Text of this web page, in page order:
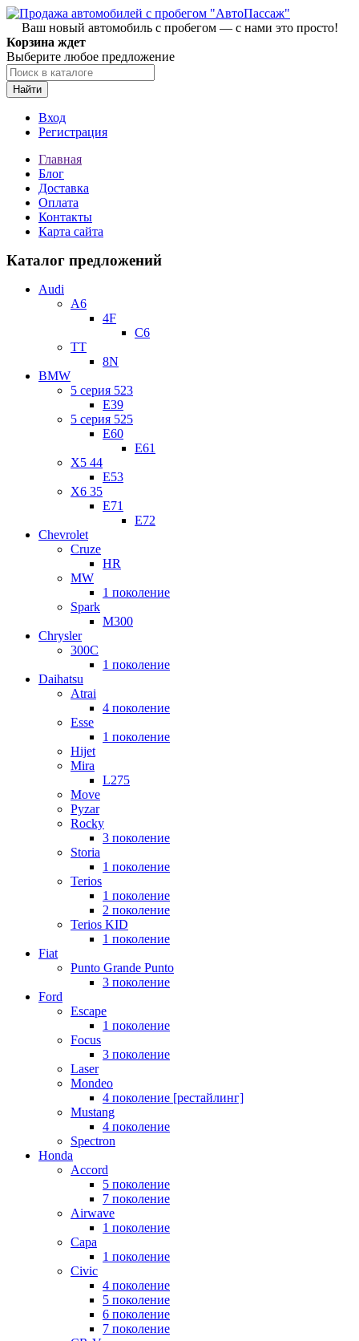
Ваш новый автомобиль с пробегом — с нами это просто!
Корзина ждет
Выберите любое предложение
Найти
Вход
Регистрация
Главная
Блог
Доставка
Оплата
Контакты
Карта сайта
Каталог предложений
Audi
A6
4F
C6
TT
8N
BMW
5 серия 523
E39
5 серия 525
E60
E61
X5 44
E53
X6 35
E71
E72
Chevrolet
Cruze
HR
MW
1 поколение
Spark
M300
Chrysler
300C
1 поколение
Daihatsu
Atrai
4 поколение
Esse
1 поколение
Hijet
Mira
L275
Move
Pyzar
Rocky
3 поколение
Storia
1 поколение
Terios
1 поколение
2 поколение
Terios KID
1 поколение
Fiat
Punto Grande Punto
3 поколение
Ford
Escape
1 поколение
Focus
3 поколение
Laser
Mondeo
4 поколение [рестайлинг]
Mustang
4 поколение
Spectron
Honda
Accord
5 поколение
7 поколение
Airwave
1 поколение
Capa
1 поколение
Civic
4 поколение
5 поколение
6 поколение
7 поколение